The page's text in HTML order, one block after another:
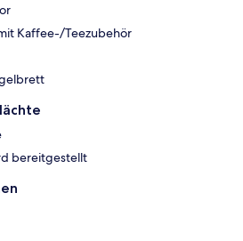
Kaffee-/Teezubehör
bereitgestellt